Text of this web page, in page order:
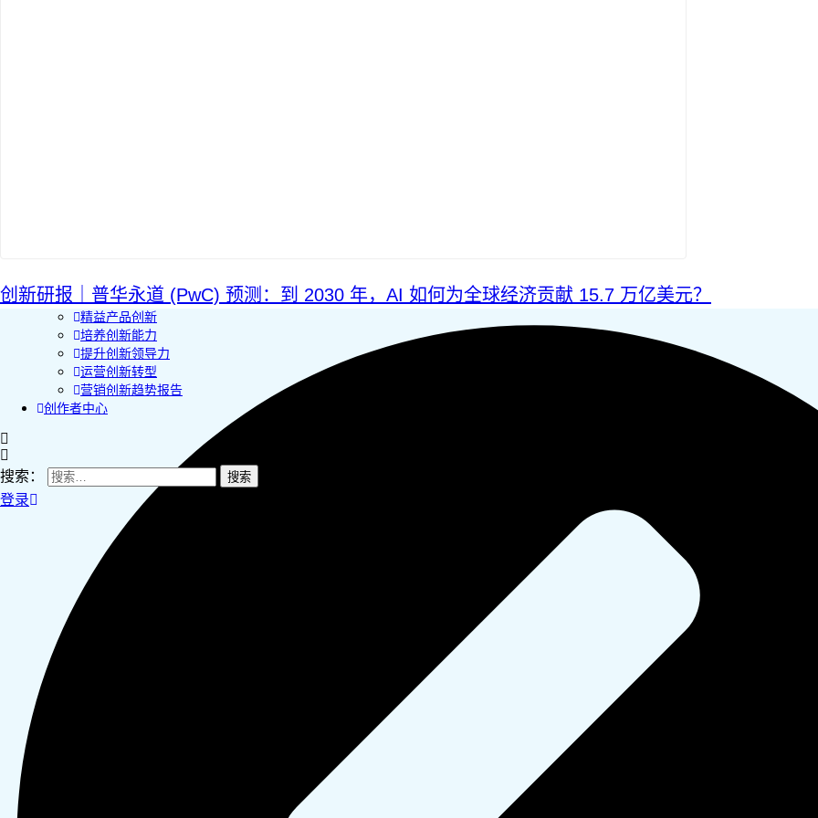
转型敏捷组织
精益产品创新
培养创新能力
提升创新领导力
运营创新转型
营销创新趋势报告
创作者中心
搜索：
登录
创新研报｜普华永道 (PwC) 预测：到 2030 年，AI 如何为全球经济贡献 15.7 万亿美元？